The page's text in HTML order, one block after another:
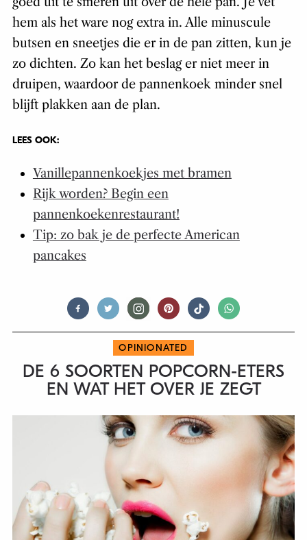
hem als het ware nog extra in. Alle minuscule
butsen en sneetjes die er in de pan zitten, kun je
zo dichten. Zo kan het beslag er niet meer in
druipen, waardoor de pannenkoek minder snel
blijft plakken aan de plan.
LEES OOK:
Vanillepannenkoekjes met bramen
Rijk worden? Begin een
pannenkoekenrestaurant!
Tip: zo bak je de perfecte American
pancakes
OPINIONATED
DE 6 SOORTEN POPCORN-ETERS
EN WAT HET OVER JE ZEGT